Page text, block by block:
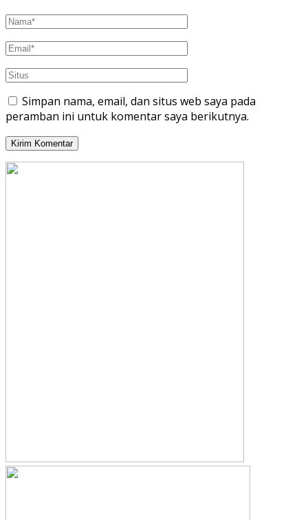
Simpan nama, email, dan situs web saya pada
peramban ini untuk komentar saya berikutnya.